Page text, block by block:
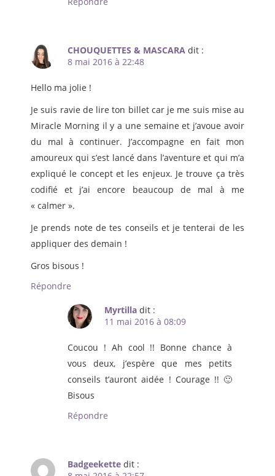
CHOUQUETTES & MASCARA dit :
8 mai 2016 à 22:48
Hello ma jolie !
Je suis ravie de lire ton billet car je me suis mise au
Miracle Morning il y a une semaine et j’avoue avoir
du mal à continuer. J’accompagne en fait mon
amoureux qui s’est lancé dans l’aventure et qui m’a
expliqué le concept et les enjeux. Je trouve ça très
codifié et j’ai encore beaucoup de mal à me
« calmer ».
Je prends note de tes conseils et je tenterai de les
appliquer des demain !
Gros bisous !
Répondre
Myrtilla dit :
11 mai 2016 à 08:09
Coucou ! Ah cool !! Bonne chance à
vous deux, j’espère que mes petits
conseils t’auront aidée ! Courage !! 🙂
Bisous
Répondre
Badgeekette dit :